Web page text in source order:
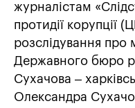
журналістам
протидії корупції
розслідування
Державного бюро
Сухачова –
Олександра